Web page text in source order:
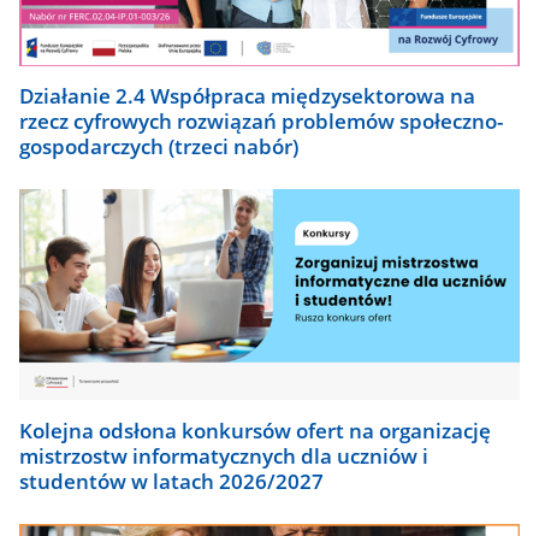
Działanie 2.4 Współpraca międzysektorowa na
rzecz cyfrowych rozwiązań problemów społeczno-
gospodarczych (trzeci nabór)
Kolejna odsłona konkursów ofert na organizację
mistrzostw informatycznych dla uczniów i
studentów w latach 2026/2027